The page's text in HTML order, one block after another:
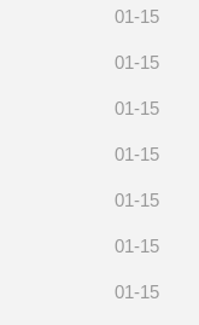
01-15
01-15
01-15
01-15
01-15
01-15
01-15